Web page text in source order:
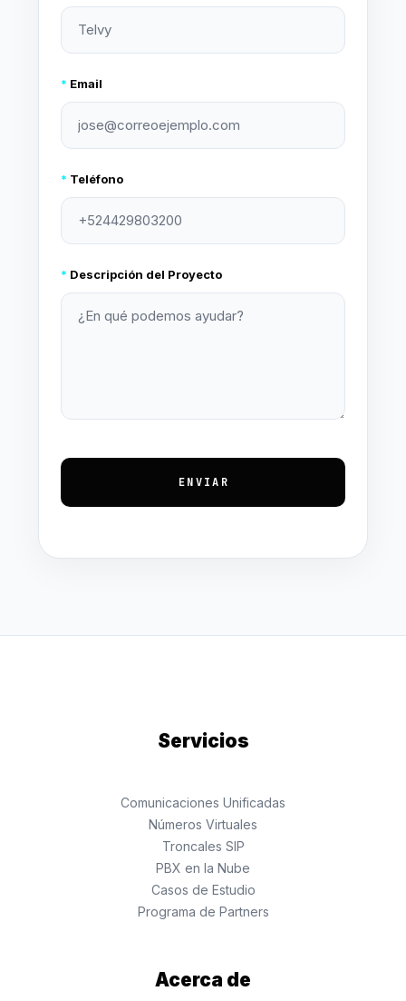
* Email
* Teléfono
* Descripción del Proyecto
ENVIAR
Servicios
Comunicaciones Unificadas
Números Virtuales
Troncales SIP
PBX en la Nube
Casos de Estudio
Programa de Partners
Acerca de